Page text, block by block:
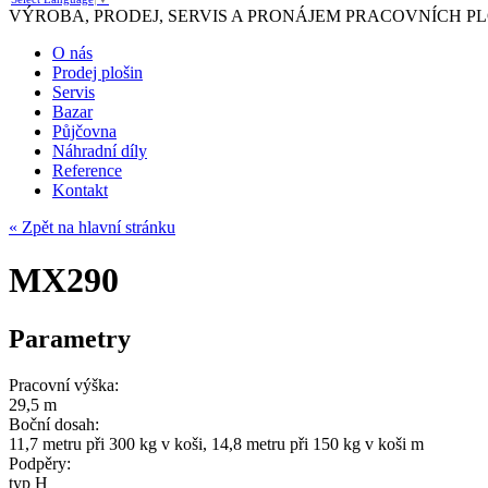
VÝROBA, PRODEJ, SERVIS A PRONÁJEM PRACOVNÍCH
O nás
Prodej plošin
Servis
Bazar
Půjčovna
Náhradní díly
Reference
Kontakt
« Zpět na hlavní stránku
MX290
Parametry
Pracovní výška:
29,5 m
Boční dosah:
11,7 metru při 300 kg v koši, 14,8 metru při 150 kg v koši m
Podpěry:
typ H